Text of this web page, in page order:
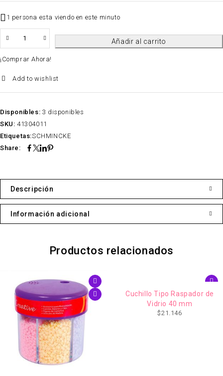
1 persona esta viendo en este minuto
Añadir al carrito
¡Comprar Ahora!
Add to wishlist
Disponibles: 3 disponibles
SKU: 41304011
Etiquetas:SCHMINCKE
Share:
Descripción
Información adicional
Productos relacionados
Cuchillo Tipo Raspador de
Vidrio 40 mm
$21.146